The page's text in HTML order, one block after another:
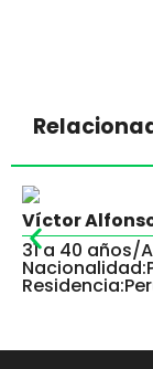
Víctor
31 a 40 años/
Nacionalidad:
Residencia: